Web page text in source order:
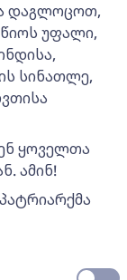
დაგლოცოთ,
უფალი,
სინათლე,
ყოველთა
ამინ!